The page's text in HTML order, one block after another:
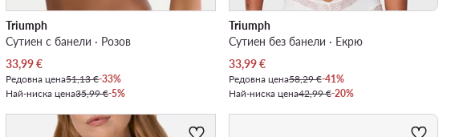
Triumph
Сутиен с банели · Розов
Актуална цена
33,99€
Редовна цена51,13 €-33%
Най-ниска цена35,99 €-5%
Triumph
Сутиен без банели · Екрю
Актуална цена
33,99€
Редовна цена58,29 €-41%
Най-ниска цена42,99 €-20%